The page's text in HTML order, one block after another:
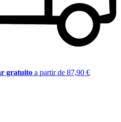
gratuito a partir de 87,90 €